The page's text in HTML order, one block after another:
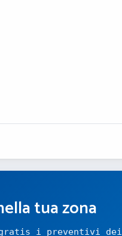
tua zona
i preventivi dei